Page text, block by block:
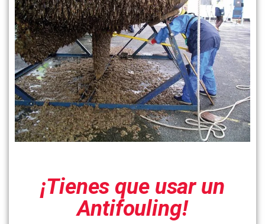
¡Tienes que usar un
Antifouling!